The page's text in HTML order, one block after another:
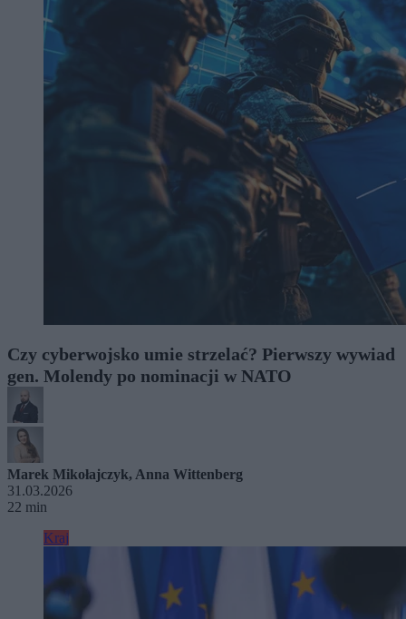
Czy cyberwojsko umie strzelać? Pierwszy wywiad
gen. Molendy po nominacji w NATO
Marek Mikołajczyk, Anna Wittenberg
31.03.2026
22 min
Kraj